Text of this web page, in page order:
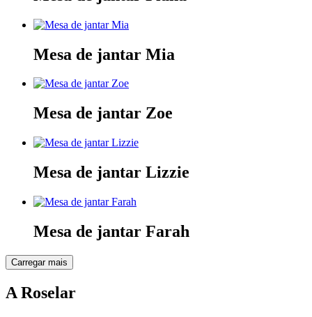
Mesa de jantar Mia
Mesa de jantar Zoe
Mesa de jantar Lizzie
Mesa de jantar Farah
Carregar mais
A Roselar